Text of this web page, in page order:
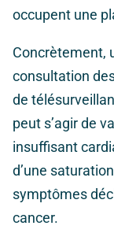
occupent une
Concrètement,
consultation
de
peut s’agir de
insuffisant
d’une
symptômes
cancer.